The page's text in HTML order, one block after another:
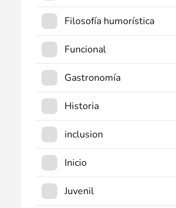
Filosofía humorística
Funcional
Gastronomía
Historia
inclusion
Inicio
Juvenil